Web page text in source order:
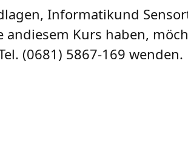
Informatikund
Kurs haben,
(0681) 5867-169 wenden.